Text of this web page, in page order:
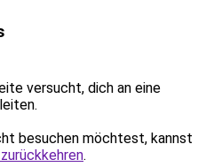
versucht, dich an eine
besuchen möchtest, kannst
.